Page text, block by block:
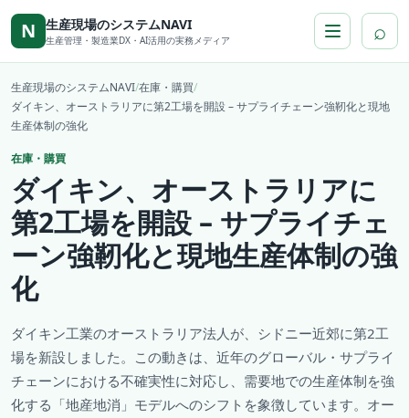
本文へ移動
N 生産現場のシステムNAVI
生産管理・製造業DX・AI活用の実務メディア ⌕
生産現場のシステムNAVI/在庫・購買/
ダイキン、オーストラリアに第2工場を開設 – サプライチェーン強靭化と現地
生産体制の強化
在庫・購買
ダイキン、オーストラリアに
第2工場を開設 – サプライチェ
ーン強靭化と現地生産体制の強
化
ダイキン工業のオーストラリア法人が、シドニー近郊に第2工
場を新設しました。この動きは、近年のグローバル・サプライ
チェーンにおける不確実性に対応し、需要地での生産体制を強
化する「地産地消」モデルへのシフトを象徴しています。オー